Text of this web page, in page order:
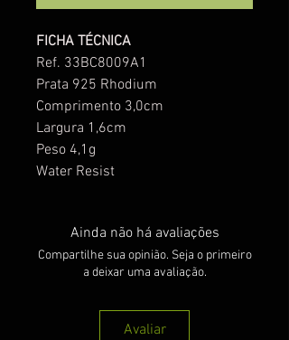
FICHA TÉCNICA
Ref. 33BC8009A1
Prata 925 Rhodium
Comprimento 3,0cm
Largura 1,6cm
Peso 4,1g
Water Resist
Ainda não há avaliações
Compartilhe sua opinião. Seja o primeiro
a deixar uma avaliação.
Avaliar